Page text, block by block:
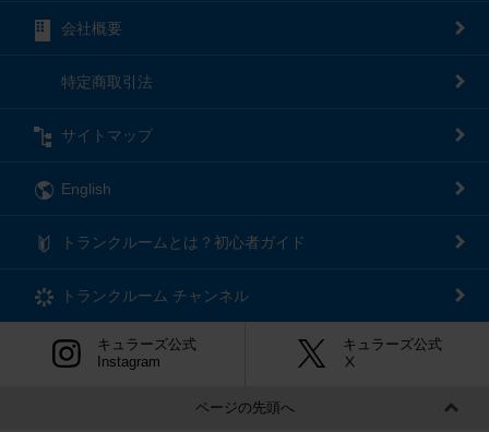
会社概要
特定商取引法
サイトマップ
English
トランクルームとは？初心者ガイド
トランクルーム チャンネル
キュラーズ公式
Instagram
キュラーズ公式
Ⅹ
ページの先頭へ